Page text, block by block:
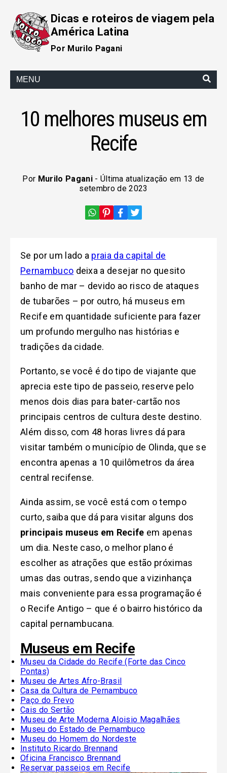
Dicas e roteiros de viagem pela
América Latina
Por Murilo Pagani
MENU
10 melhores museus em
Recife
Por Murilo Pagani- Última atualização em 13 de
setembro de 2023
Se por um lado a praia da capital de
Pernambuco deixa a desejar no quesito
banho de mar – devido ao risco de ataques
de tubarões – por outro, há museus em
Recife em quantidade suficiente para fazer
um profundo mergulho nas histórias e
tradições da cidade.
Portanto, se você é do tipo de viajante que
aprecia este tipo de passeio, reserve pelo
menos dois dias para bater-cartão nos
principais centros de cultura deste destino.
Além disso, com 48 horas livres dá para
visitar também o município de Olinda, que se
encontra apenas a 10 quilômetros da área
central recifense.
Ainda assim, se você está com o tempo
curto, saiba que dá para visitar alguns dos
principais museus em Recife em apenas
um dia. Neste caso, o melhor plano é
escolher as atrações que estão próximas
umas das outras, sendo que a vizinhança
mais conveniente para essa programação é
o Recife Antigo – que é o bairro histórico da
capital pernambucana.
Museus em Recife
Museu da Cidade do Recife (Forte das Cinco
Pontas)
Museu de Artes Afro-Brasil
Casa da Cultura de Pernambuco
Paço do Frevo
Cais do Sertão
Museu de Arte Moderna Aloisio Magalhães
Museu do Estado de Pernambuco
Museu do Homem do Nordeste
Instituto Ricardo Brennand
Oficina Francisco Brennand
Reservar passeios em Recife